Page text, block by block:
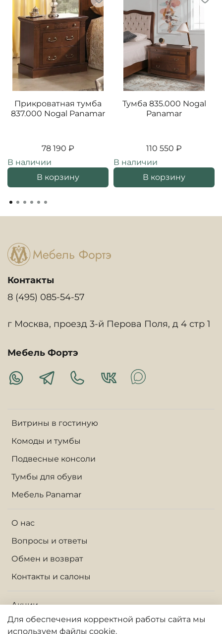
Прикроватная тумба
837.000 Nogal Panamar
78 190 ₽
В наличии
В корзину
Тумба 835.000 Nogal
Panamar
110 550 ₽
В наличии
В корзину
Витрины в гостиную
Комоды и тумбы
Подвесные консоли
Тумбы для обуви
Мебель Panamar
О нас
Вопросы и ответы
Обмен и возврат
Контакты и салоны
Акции
Доставка по Москве и МО
Контакты
8 (495) 085-54-57
г Москва, проезд 3-й Перова Поля, д 4 стр 1
Мебель Фортэ
Для обеспечения корректной работы сайта мы
используем файлы cookie.